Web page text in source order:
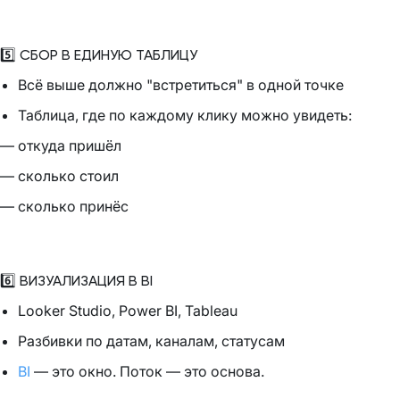
5️⃣ СБОР В ЕДИНУЮ ТАБЛИЦУ
Всё выше должно "встретиться" в одной точке
Таблица, где по каждому клику можно увидеть:
— откуда пришёл
— сколько стоил
— сколько принёс
6️⃣ ВИЗУАЛИЗАЦИЯ В BI
Looker Studio, Power BI, Tableau
Разбивки по датам, каналам, статусам
BI — это окно. Поток — это основа.